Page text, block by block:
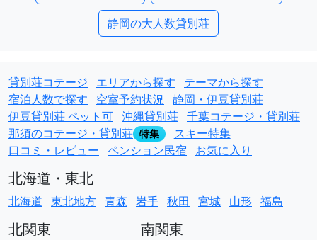
静岡の大人数貸別荘
貸別荘コテージ エリアから探す
テーマから探す
宿泊人数で探す
空室予約状況 静岡・伊豆貸別荘
伊豆貸別荘 ペット可 沖縄貸別荘 千葉コテージ・貸別荘
那須のコテージ・貸別荘 特集
スキー特集
口コミ・レビュー ペンション民宿 お気に入り
北海道・東北
北海道 東北地方 青森 岩手 秋田 宮城 山形 福島
北関東 南関東